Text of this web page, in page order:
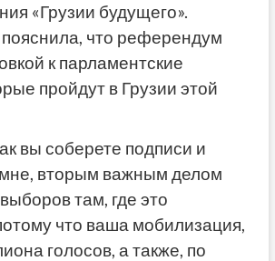
«Грузии будущего».
что референдум
к парламентские
пройдут в Грузии этой
вы соберете подписи и
вторым важным делом
там, где это
что ваша мобилизация,
голосов, а также, по